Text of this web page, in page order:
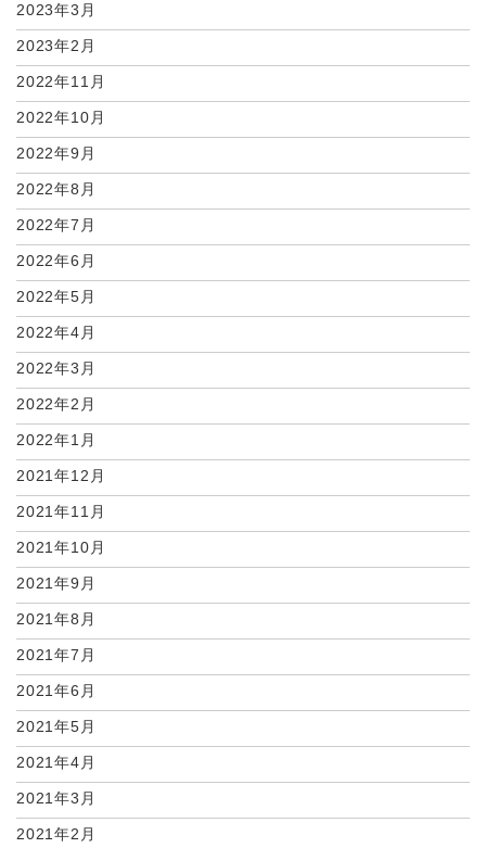
2023年3月
2023年2月
2022年11月
2022年10月
2022年9月
2022年8月
2022年7月
2022年6月
2022年5月
2022年4月
2022年3月
2022年2月
2022年1月
2021年12月
2021年11月
2021年10月
2021年9月
2021年8月
2021年7月
2021年6月
2021年5月
2021年4月
2021年3月
2021年2月